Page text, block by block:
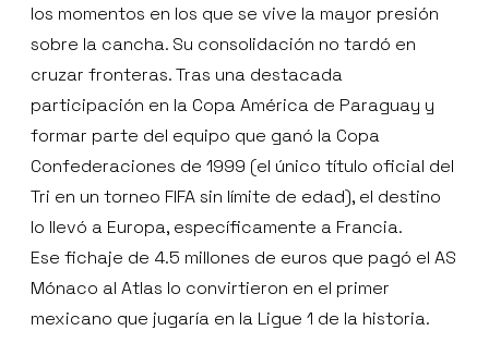
los momentos en los que se vive la mayor presión
sobre la cancha. Su consolidación no tardó en
cruzar fronteras. Tras una destacada
participación en la Copa América de Paraguay y
formar parte del equipo que ganó la Copa
Confederaciones de 1999 (el único título oficial del
Tri en un torneo FIFA sin límite de edad), el destino
lo llevó a Europa, específicamente a Francia.
Ese fichaje de 4.5 millones de euros que pagó el AS
Mónaco al Atlas lo convirtieron en el primer
mexicano que jugaría en la Ligue 1 de la historia.